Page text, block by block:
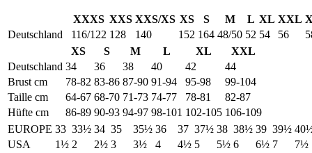
XXXS XXS XXS/XS XS S M L XL XXL
Deutschland
116/122 128 140 152 164 48/50 52 54 56
XS
S M L XL
XXL
Deutschland 34 36 38 40 42
44
Brust cm
78-82 83-86 87-90 91-94 95-98
99-104
Taille cm
64-67 68-70 71-73 74-77 78-81
82-87
Hüfte cm
86-89 90-93 94-97 98-101 102-105 106-109
EUROPE 33 33½ 34 35 35½ 36 37 37½ 38 38½ 39 39½
USA
1½ 2 2½ 3 3½ 4 4½ 5 5½ 6 6½ 7
7½